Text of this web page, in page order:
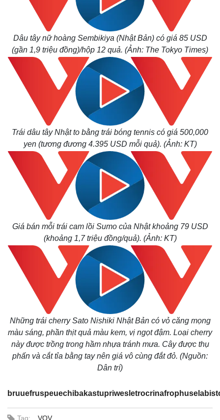
Kinh tế
Bất động sản
Khởi nghiệp
Thị
Giá
Tiêu
Dâu tây nữ hoàng Sembikiya (Nhật Bản) có giá 85 USD
(gần 1,9 triệu đồng)/hộp 12 quả. (Ảnh: The Tokyo Times)
Trái dâu tây Nhật to bằng trái bóng tennis có giá 500,000
yen (tương đương 4.395 USD mỗi quả). (Ảnh: KT)
Giá bán mỗi trái cam lồi Sumo của Nhật khoảng 79 USD
(khoảng 1,7 triệu đồng/quả). (Ảnh: KT)
Những trái cherry Sato Nishiki Nhật Bản có vỏ căng mọng
màu sáng, phần thịt quả màu kem, vị ngọt đậm. Loại cherry
này được trồng trong hầm nhựa tránh mưa. Cây được thụ
phấn và cắt tỉa bằng tay nên giá vô cùng đắt đỏ. (Nguồn:
Dân trí)
Tag: VOV